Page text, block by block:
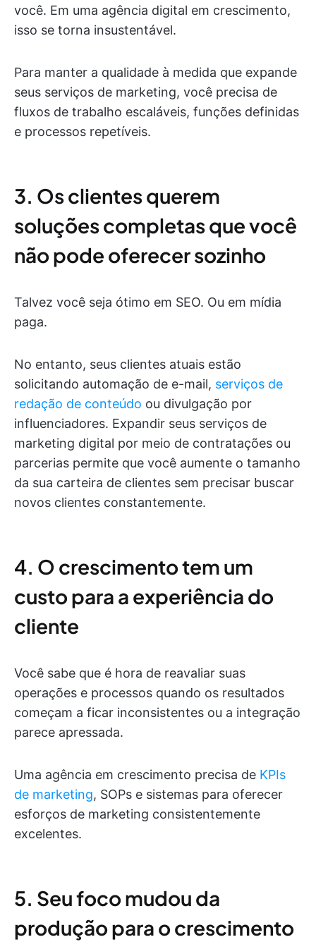
você. Em uma agência digital em crescimento,
isso se torna insustentável.
Para manter a qualidade à medida que expande
seus serviços de marketing, você precisa de
fluxos de trabalho escaláveis, funções definidas
e processos repetíveis.
3. Os clientes querem
soluções completas que você
não pode oferecer sozinho
Talvez você seja ótimo em SEO. Ou em mídia
paga.
No entanto, seus clientes atuais estão
solicitando automação de e-mail, serviços de
redação de conteúdo ou divulgação por
influenciadores. Expandir seus serviços de
marketing digital por meio de contratações ou
parcerias permite que você aumente o tamanho
da sua carteira de clientes sem precisar buscar
novos clientes constantemente.
4. O crescimento tem um
custo para a experiência do
cliente
Você sabe que é hora de reavaliar suas
operações e processos quando os resultados
começam a ficar inconsistentes ou a integração
parece apressada.
Uma agência em crescimento precisa de KPIs
de marketing, SOPs e sistemas para oferecer
esforços de marketing consistentemente
excelentes.
5. Seu foco mudou da
produção para o crescimento